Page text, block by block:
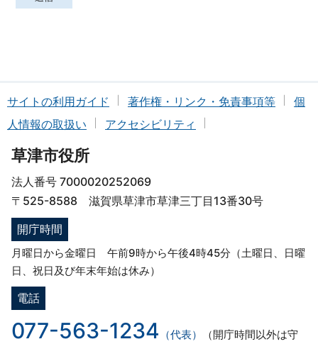
サイトの利用ガイド 著作権・リンク・免責事項等
個
人情報の取扱い
アクセシビリティ
草津市役所
法人番号 7000020252069
〒525-8588 滋賀県草津市草津三丁目13番30号
開庁時間
月曜日から金曜日 午前9時から午後4時45分（土曜日、日曜
日、祝日及び年末年始は休み）
電話
077-563-1234 （代表） （開庁時間以外は守